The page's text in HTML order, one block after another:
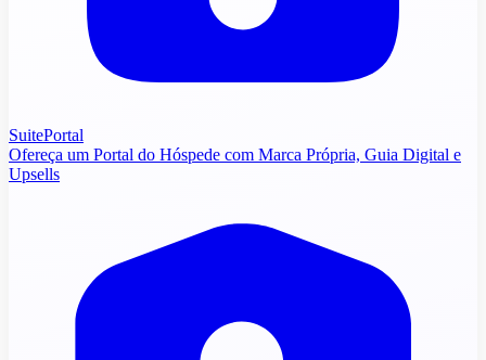
SuitePortal
Ofereça um Portal do Hóspede com Marca Própria, Guia Digital e
Upsells